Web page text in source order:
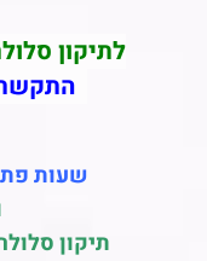
לתיקון
שעות
ו'
תיקון